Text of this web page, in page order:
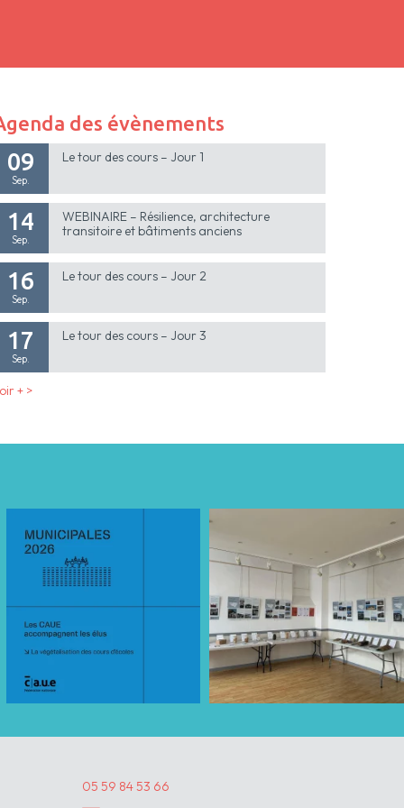
des évènements
09
Sep.
Le tour des cours – Jour 1
14
Sep.
WEBINAIRE – Résilience, architecture
transitoire et bâtiments anciens
16
Sep.
Le tour des cours – Jour 2
17
Sep.
Le tour des cours – Jour 3
+ >
05 59 84 53 66